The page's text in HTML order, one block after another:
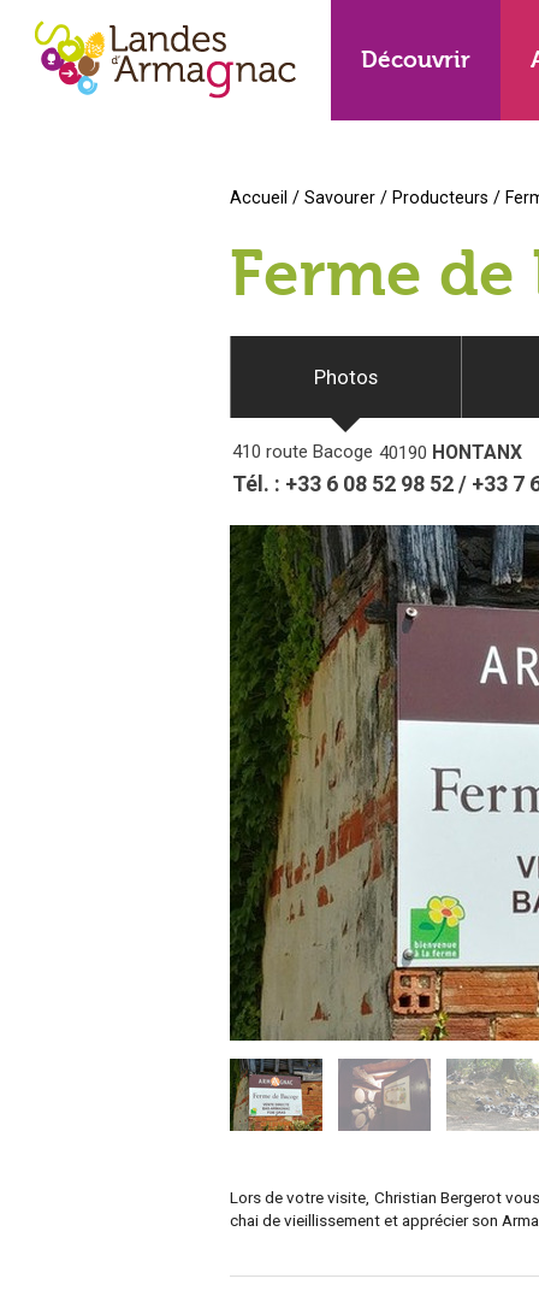
Découvrir
Accueil / Savourer / Producteurs /
Ferme de
Photos
410 route Bacoge 40190 HONTANX
Tél. : +33 6 08 52 98 52 / +33 7
Lors de votre visite, Christian Bergerot
chai de vieillissement et apprécier son